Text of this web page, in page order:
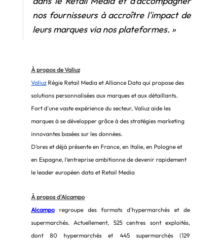
nos fournisseurs à accroître l'impact de
leurs marques via nos plateformes. »
À propos de Valiuz
Valiuz Régie Retail Media et Alliance Data qui propose des
solutions personnalisées aux marques et aux détaillants.
Fort d'une vaste expérience du secteur, Valiuz aide les
marques à se développer grâce à des stratégies marketing
innovantes basées sur les données.
D’ores et déjà présente en France, en Italie, en Pologne et
en Espagne, l’entreprise ambitionne de devenir rapidement
le leader européen data et Retail Media
À propos d'Alcampo
Alcampo
regroupe des formats d'hypermarchés et de
supermarchés. Actuellement, 525 centres sont exploités,
dont 80 hypermarchés et 445 supermarchés (129